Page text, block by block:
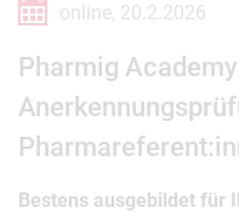
online, 20.2.2026
Pharmig
Bestens ausgebildet für